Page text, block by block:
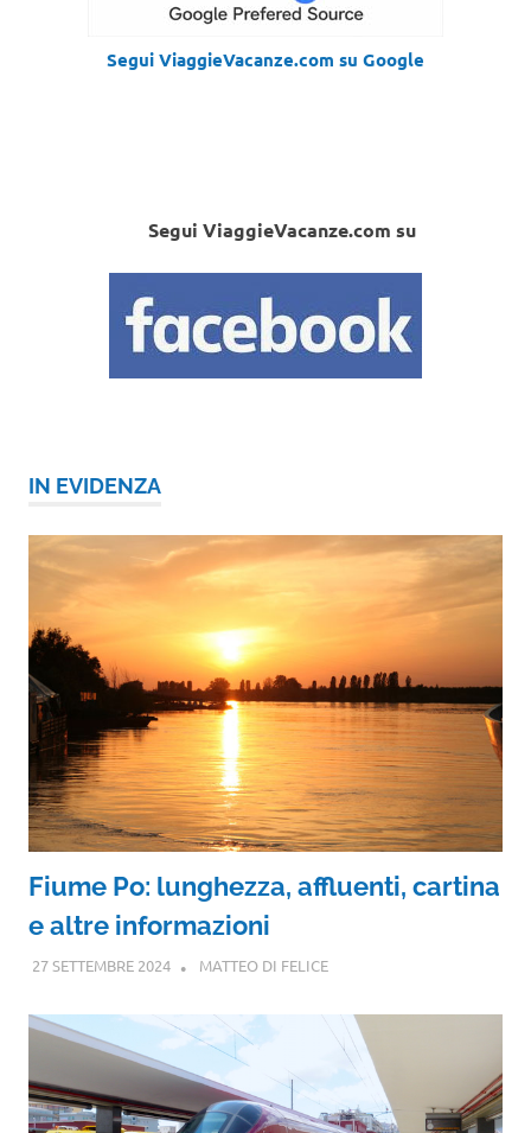
Segui ViaggieVacanze.com su Google
Segui ViaggieVacanze.com su
IN EVIDENZA
Fiume Po: lunghezza, affluenti, cartina
e altre informazioni
27 SETTEMBRE 2024 MATTEO DI FELICE